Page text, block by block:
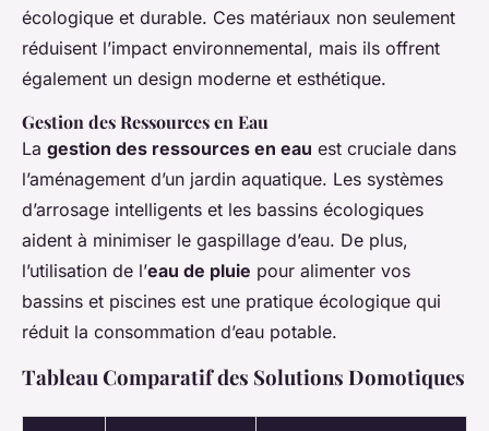
écologique et durable. Ces matériaux non seulement
réduisent l’impact environnemental, mais ils offrent
également un design moderne et esthétique.
Gestion des Ressources en Eau
La gestion des ressources en eau est cruciale dans
l’aménagement d’un jardin aquatique. Les systèmes
d’arrosage intelligents et les bassins écologiques
aident à minimiser le gaspillage d’eau. De plus,
l’utilisation de l’eau de pluie pour alimenter vos
bassins et piscines est une pratique écologique qui
réduit la consommation d’eau potable.
Tableau Comparatif des Solutions Domotiques